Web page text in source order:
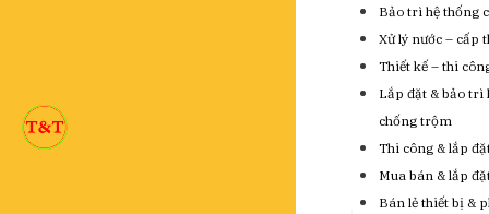
Bảo trì hệ thống
Xử lý nước – cấp
Thiết kế – thi
Lắp đặt & bảo trì
chống trộm
Thi công & lắp
Mua bán & lắp
Bán lẻ thiết bị &